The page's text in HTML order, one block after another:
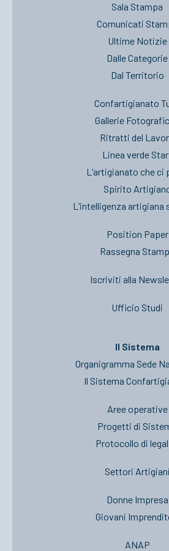
Sala Stampa
Comunicati
Ultime Notizie
Dalle Categorie
Dal Territorio
Confartigianato
Gallerie
Ritratti del
Linea verde
L’artigianato che ci
Spirito
L’intelligenza artigiana
Position Paper
Rassegna
Iscriviti alla
Ufficio Studi
Il Sistema
Organigramma Sede
Il Sistema
Aree operative
Progetti di
Protocollo di
Settori Artigiani
Donne Impresa
Giovani
ANAP